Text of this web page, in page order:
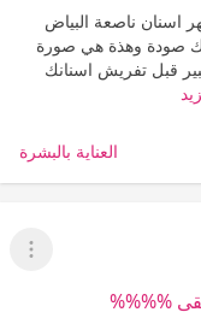
اسنان ناصعة البياض
صودة وهذة هي صورة
قبل تفريش اسنانك
العناية بالبشرة
عرض
%%%%